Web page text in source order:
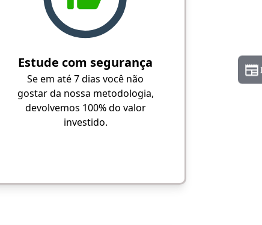
Estude com segurança
Se em até 7 dias você não
gostar da nossa metodologia,
devolvemos 100% do valor
investido.